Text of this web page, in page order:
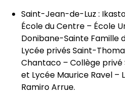
Saint-Jean-de-Luz :
École du Centre – École
Donibane-Sainte Famille
Lycée privés Saint-
Chantaco – Collège
et Lycée Maurice Ravel –
Ramiro Arrue.